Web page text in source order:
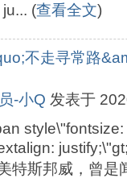
(查看全文)
不走寻常路
-小Q 发表于
特斯邦威，曾是